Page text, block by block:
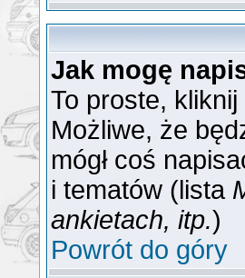
Jak mogę
To proste,
Możliwe, że
mógł coś
i tematów (lista
ankietach, itp.)
Powrót do góry